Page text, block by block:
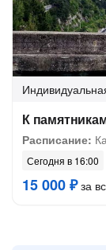
К
Расписание:
Сегодня в 16:00
15 000 ₽за